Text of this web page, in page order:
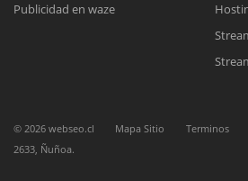
Publicidad en waze
© 2026 webseo.cl Mapa Sitio Terminos
2633, Ñuñoa.